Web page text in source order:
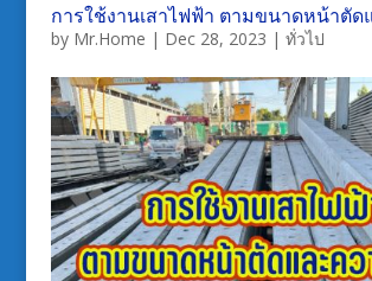
การใช้งานเสาไฟฟ้า ตามขนาดหน้าตัด
by Mr.Home | Dec 28, 2023 | ทั่วไป